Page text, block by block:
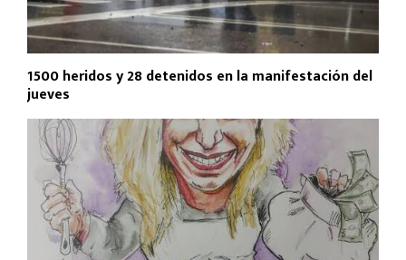
1500 heridos y 28 detenidos en la manifestación del
jueves